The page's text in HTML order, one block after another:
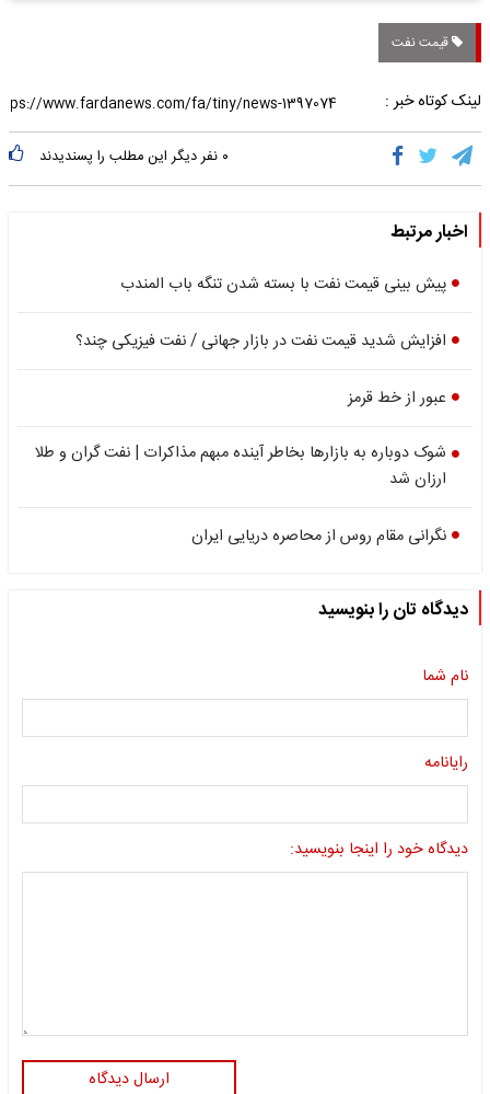
قیمت نفت
لینک کوتاه خبر :
۰ نفر دیگر این مطلب را پسندیدند
اخبار مرتبط
پیش بینی قیمت نفت با بسته شدن تنگه باب المندب
افزایش شدید قیمت نفت در بازار جهانی / نفت فیزیکی چند؟
عبور از خط قرمز
شوک دوباره به بازارها بخاطر آینده مبهم مذاکرات | نفت گران و طلا
ارزان شد
نگرانی مقام روس از محاصره دریایی ایران
دیدگاه تان را بنویسید
نام شما
رایانامه
دیدگاه خود را اینجا بنویسید:
ارسال دیدگاه